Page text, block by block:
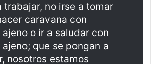
trabajar, no irse a tomar
caravana con
o ir a saludar con
que se pongan a
nosotros estamos